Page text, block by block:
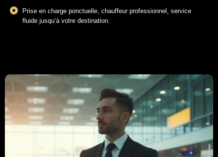
Prise en charge ponctuelle, chauffeur professionnel, service
fluide jusqu’à votre destination.